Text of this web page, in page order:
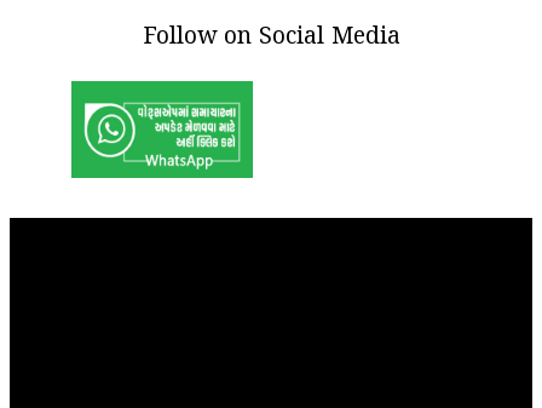
Follow on Social Media